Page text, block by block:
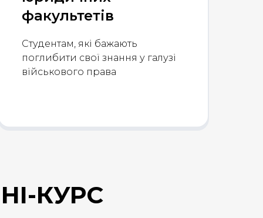
факультетів
Студентам, які бажають
поглибити свої знання у галузі
військового права
КУРС